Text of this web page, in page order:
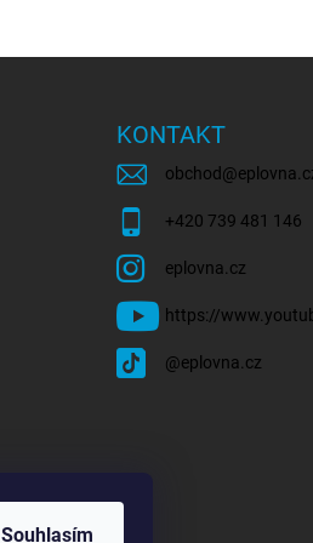
Souhlasím
KONTAKT
obchod @
+420 739 481 146
eplovna.cz
https://
@eplovna.cz